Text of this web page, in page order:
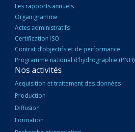
Les rapports annuels
Organigramme
Actes administratifs
Certification ISO
Contrat d’objectifs et de performance
Programme national d'hydrographie (PNH)
Nos activités
Acquisition et traitement des données
Production
Diffusion
Formation